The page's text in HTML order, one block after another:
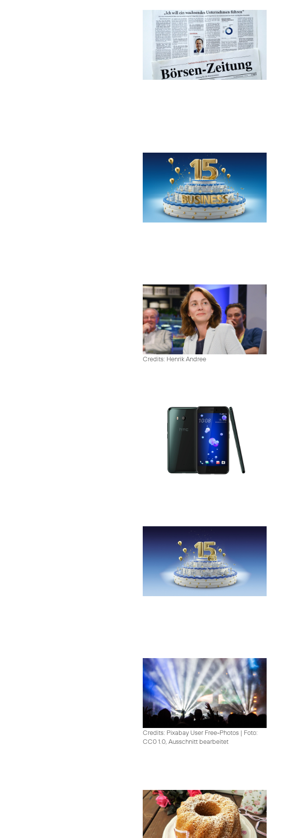
Credits: Henrik Andree
Credits: Pixabay User Free-Photos | Foto:
CC0 1.0, Ausschnitt bearbeitet